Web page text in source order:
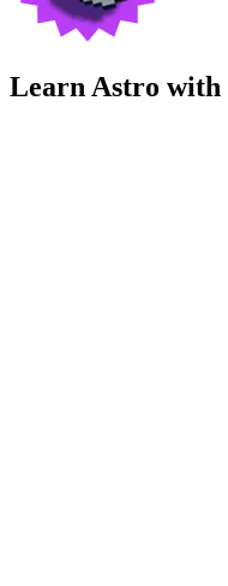
Learn Astro with